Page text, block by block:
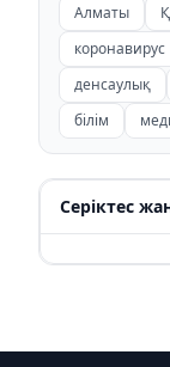
Алматы
коронавирус
денсаулық
білім
Серіктес